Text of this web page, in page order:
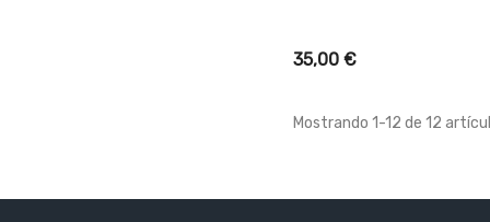
35,00 €
Mostrando 1-12 de 12